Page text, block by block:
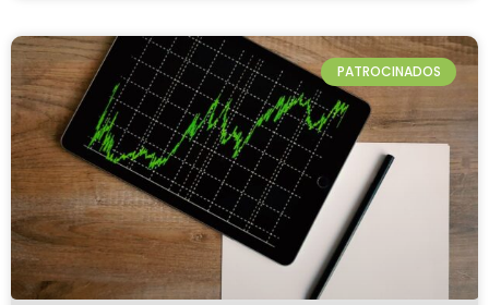
PATROCINADOS